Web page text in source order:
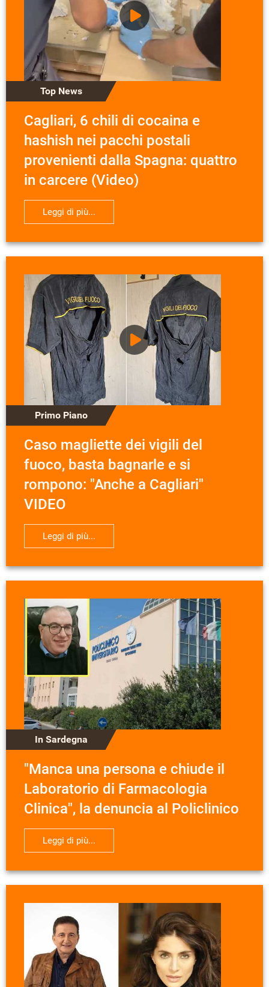
Top News
Cagliari, 6 chili di cocaina e
hashish nei pacchi postali
provenienti dalla Spagna: quattro
in carcere (Video)
Leggi di più...
Primo Piano
Caso magliette dei vigili del
fuoco, basta bagnarle e si
rompono: "Anche a Cagliari"
VIDEO
Leggi di più...
In Sardegna
"Manca una persona e chiude il
Laboratorio di Farmacologia
Clinica", la denuncia al Policlinico
Leggi di più...